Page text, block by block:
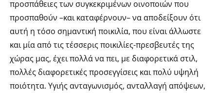
προσπάθειες των συγκεκριμένων οινοποιών που
προσπαθούν –και καταφέρνουν– να αποδείξουν ότι
αυτή η τόσο σημαντική ποικιλία, που είναι άλλωστε
και μία από τις τέσσερις ποικιλίες-πρεσβευτές της
χώρας μας, έχει πολλά να πει, με διαφορετικά στιλ,
πολλές διαφορετικές προσεγγίσεις και πολύ υψηλή
ποιότητα. Υγιής ανταγωνισμός, ανταλλαγή απόψεων,